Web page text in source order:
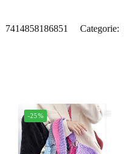
7414858186851 Categorie:
-25%